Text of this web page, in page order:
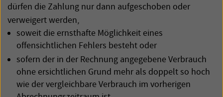
dürfen die Zahlung nur dann aufgeschoben oder
verweigert werden,
soweit die ernsthafte Möglichkeit eines
offensichtlichen Fehlers besteht oder
sofern der in der Rechnung angegebene Verbrauch
ohne ersichtlichen Grund mehr als doppelt so hoch
wie der vergleichbare Verbrauch im vorherigen